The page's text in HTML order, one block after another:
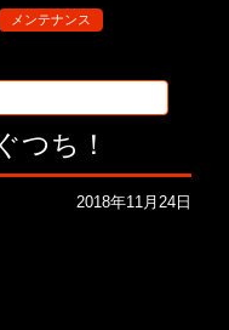
メンテナンス
つち！
2018年11月24日